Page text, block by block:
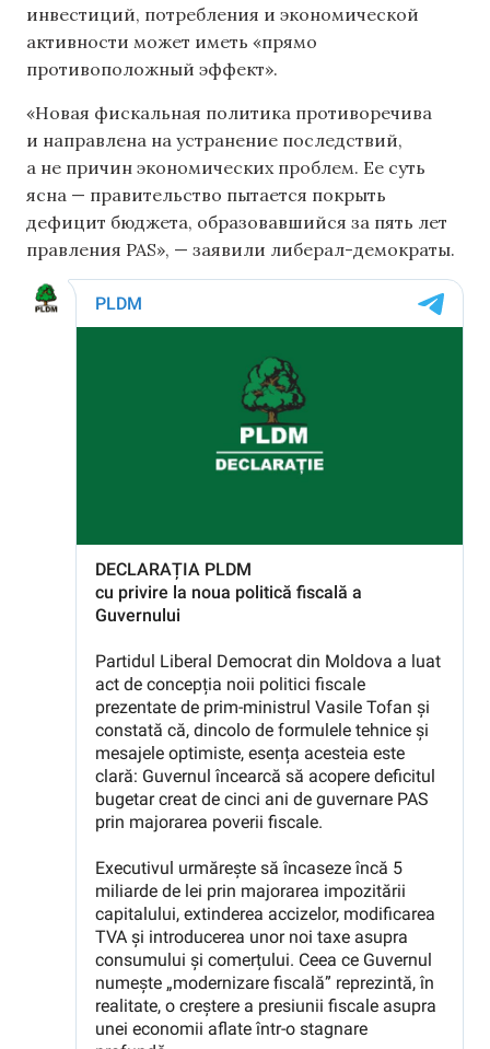
инвестиций, потребления и экономической
активности может иметь «прямо
противоположный эффект».
«Новая фискальная политика противоречива
и направлена ​​на устранение последствий,
а не причин экономических проблем. Ее суть
ясна — правительство пытается покрыть
дефицит бюджета, образовавшийся за пять лет
правления PAS», — заявили либерал-демократы.